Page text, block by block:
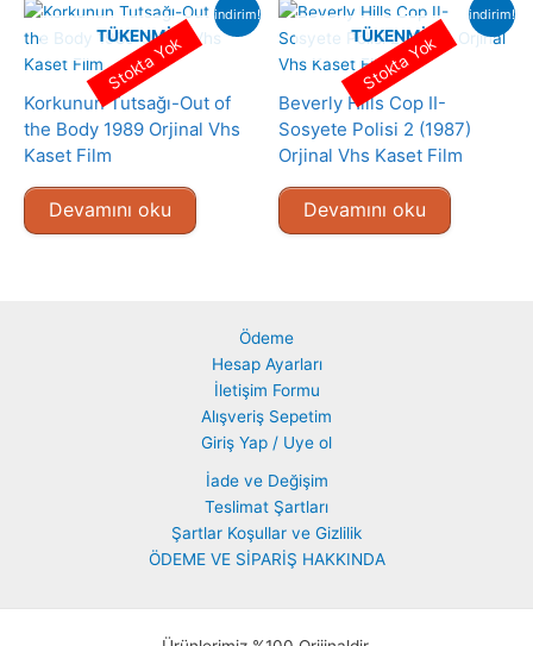
indirim!
TÜKENMIŞ
Korkunun Tutsağı-Out of
the Body 1989 Orjinal Vhs
Kaset Film
Devamını oku
Stokta Yok
indirim!
TÜKENMIŞ
Beverly Hills Cop II-
Sosyete Polisi 2 (1987)
Orjinal Vhs Kaset Film
Devamını oku
Stokta Yok
Ödeme
Hesap Ayarları
İletişim Formu
Alışveriş Sepetim
Giriş Yap / Uye ol
İade ve Değişim
Teslimat Şartları
Şartlar Koşullar ve Gizlilik
ÖDEME VE SİPARİŞ HAKKINDA